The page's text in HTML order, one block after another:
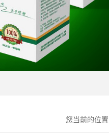
您当前的位置